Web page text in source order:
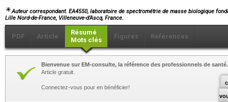
Auteur correspondant. EA4550, laboratoire de spectrométrie de masse biologique
Lille Nord-de-France, Villeneuve-d’Ascq, France.
PDF Article
Résumé
Mots clés
Figures Références
Bienvenue sur EM-consulte, la référence des professionnels de santé.
Article gratuit.
Connectez-vous pour en bénéficier!